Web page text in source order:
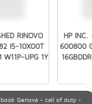
RINOVO
I5-10X00T
W11P-UPG 1Y
HP INC.
600800
Genova - call of duty -